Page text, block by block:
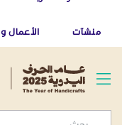
أخبار صحفية
تطبيق
منشآت الأعمال